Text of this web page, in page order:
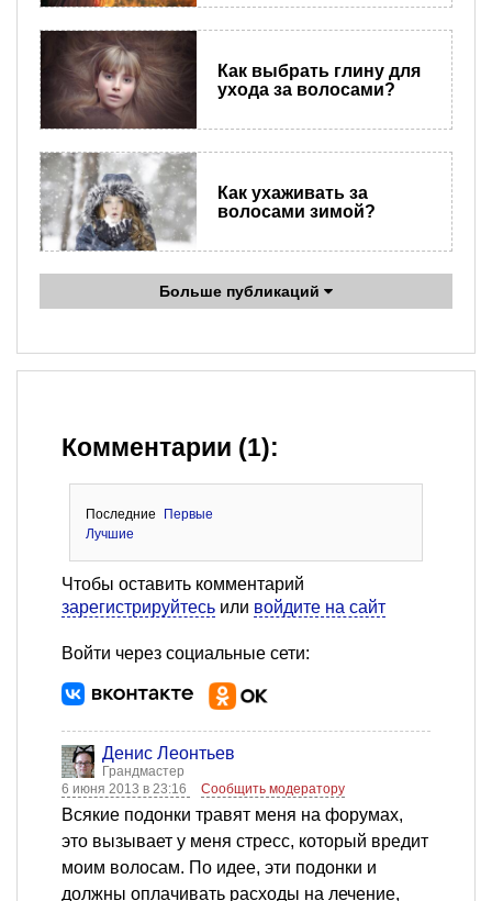
Как выбрать глину для
ухода за волосами?
Как ухаживать за
волосами зимой?
Больше публикаций
Комментарии (1):
Последние
Первые
Лучшие
Чтобы оставить комментарий
зарегистрируйтесь или войдите на сайт
Войти через социальные сети:
Денис Леонтьев
Грандмастер
6 июня 2013 в 23:16
Сообщить модератору
Всякие подонки травят меня на форумах,
это вызывает у меня стресс, который вредит
моим волосам. По идее, эти подонки и
должны оплачивать расходы на лечение,